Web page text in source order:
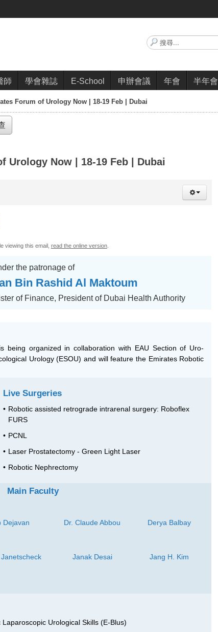
搜
尋...
師 學會雜誌 E-School 申辦會議 年會 半年會
Forum of Urology Now | 18-19 Feb | Dubai
Urology Now | 18-19 Feb | Dubai
viewing this email, read the online version.
the patronage of
Bin Rashid Al Maktoum
of Finance, President of Dubai Health Authority
being organized in collaboration with EAU Section of Uro-
Urology (ESOU) and will feature the Emirates Robotic
Live Surgeries
• Robotic assisted retrograde intrarenal surgery: Roboflex
FURS
• PCNL
• Laser Prostatectomy - Green Light Laser
• Robotic Nephrectomy
Main Faculty
Dejavan Dr. Claude Abbou Derya Balbay
Janak Desai Jang H. Kim
Urological Skills (E-Blus)